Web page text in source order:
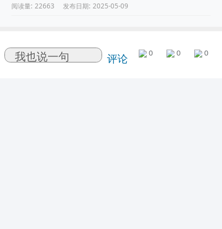
阅读量: 22663 发布日期: 2025-05-09
0 0 0